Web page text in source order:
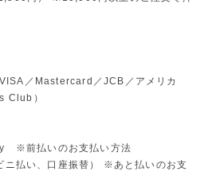
／Mastercard／JCB／アメリカ
Club）
※前払いのお支払い方法
ニ払い、口座振替） ※あと払いのお支